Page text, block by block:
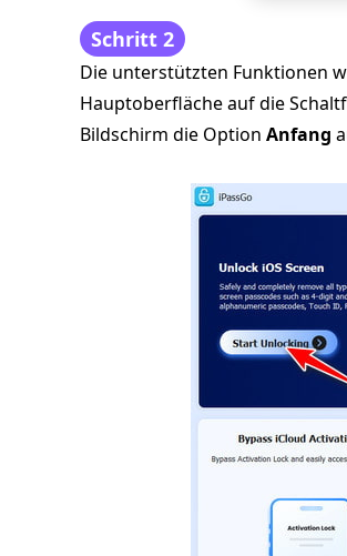
Schritt 2
Die unterstützten Funktionen
Hauptoberfläche auf die
Bildschirm die Option Anfang